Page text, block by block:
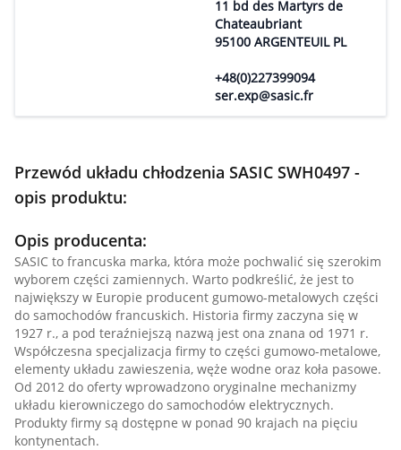
11 bd des Martyrs de
Chateaubriant
95100 ARGENTEUIL PL
+48(0)227399094
ser.exp@sasic.fr
Przewód układu chłodzenia SASIC SWH0497 -
opis produktu:
Opis producenta:
SASIC to francuska marka, która może pochwalić się szerokim
wyborem części zamiennych. Warto podkreślić, że jest to
największy w Europie producent gumowo-metalowych części
do samochodów francuskich. Historia firmy zaczyna się w
1927 r., a pod teraźniejszą nazwą jest ona znana od 1971 r.
Współczesna specjalizacja firmy to części gumowo-metalowe,
elementy układu zawieszenia, węże wodne oraz koła pasowe.
Od 2012 do oferty wprowadzono oryginalne mechanizmy
układu kierowniczego do samochodów elektrycznych.
Produkty firmy są dostępne w ponad 90 krajach na pięciu
kontynentach.